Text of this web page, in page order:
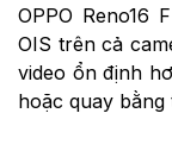
OPPO Reno16
OIS trên cả
video ổn định
hoặc quay bằng